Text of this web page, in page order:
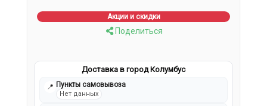
Акции и скидки
Поделиться
Доставка в город Колумбус
📍 Пункты самовывоза
Нет данных